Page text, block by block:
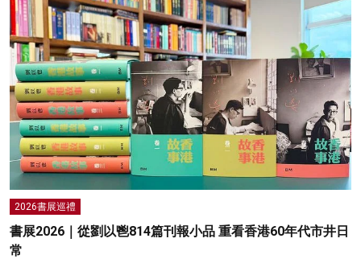
2026書展巡禮
書展2026｜從劉以鬯814篇刊報小品 重看香港60年代市井日
常